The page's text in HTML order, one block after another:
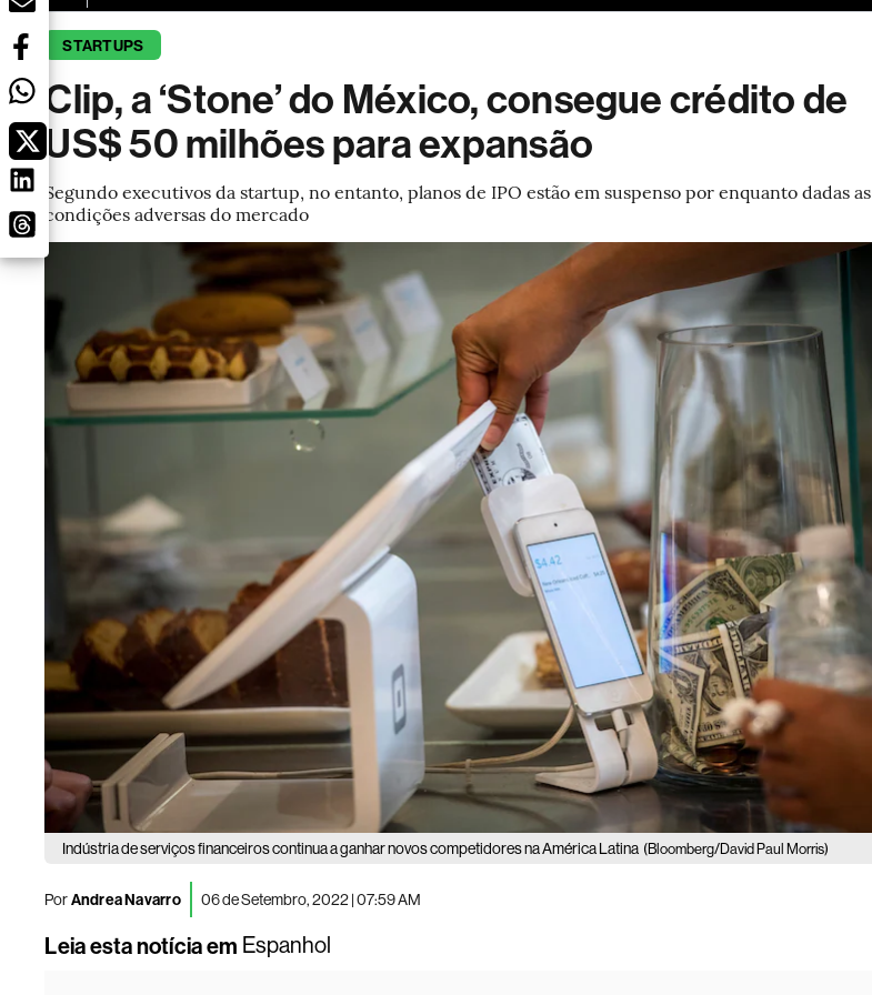
STARTUPS
Clip, a ‘Stone’ do México, consegue crédito de
US$ 50 milhões para expansão
Segundo executivos da startup, no entanto, planos de IPO estão em suspenso por enquanto dadas as
condições adversas do mercado
Indústria de serviços financeiros continua a ganhar novos competidores na América Latina (Bloomberg/David Paul Morris)
PorAndrea Navarro 06 de Setembro, 2022 | 07:59 AM
Leia esta notícia em Espanhol